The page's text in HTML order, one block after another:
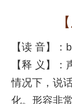
【读 音】
【释 义】
情况下，说
化。形容非